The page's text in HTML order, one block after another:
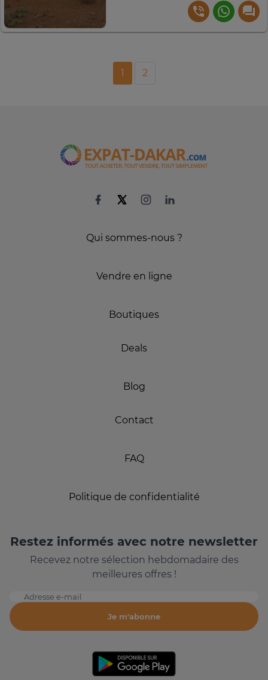
1 2
Qui sommes-nous ?
Vendre en ligne
Boutiques
Deals
Blog
Contact
FAQ
Politique de confidentialité
Restez informés avec notre newsletter
Recevez notre sélection hebdomadaire des
meilleures offres !
Adresse e-mail
Je m'abonne